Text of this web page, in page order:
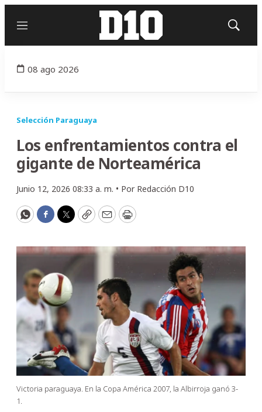
Menú
Mostrar
08 ago 2026
Selección Paraguaya
Los enfrentamientos contra el
gigante de Norteamérica
Junio 12, 2026 08:33 a. m. • Por Redacción D10
WhatsApp
Facebook
Twitter
CopyEmailPrint
Victoria paraguaya. En la Copa América 2007, la Albirroja ganó 3-
1.